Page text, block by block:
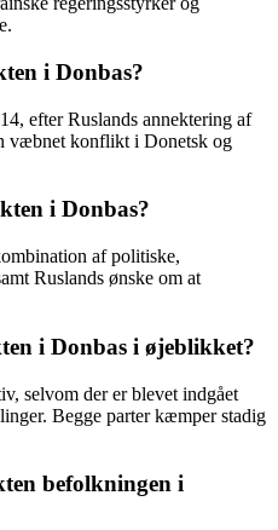
i Donbas?
efter Ruslands annektering af
væbnet konflikt i Donetsk og
i Donbas?
af politiske,
Ruslands ønske om at
i Donbas i øjeblikket?
selvom der er blevet indgået
Begge parter kæmper stadig
befolkningen i